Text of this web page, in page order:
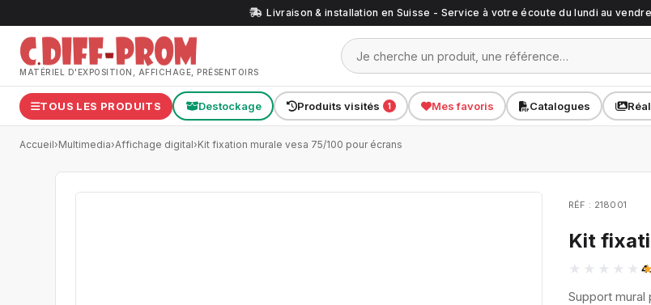
Livraison & installation en Suisse - Service à votre écoute du lundi au
MATÉRIEL D'EXPOSITION, AFFICHAGE, PRÉSENTOIRS
TOUS LES PRODUITS Destockage Produits visités 1 Mes favoris Catalogues
Accueil›Multimedia›Affichage digital›Kit fixation murale vesa 75/100 pour écrans
RÉF : 218001
Kit
Support mural